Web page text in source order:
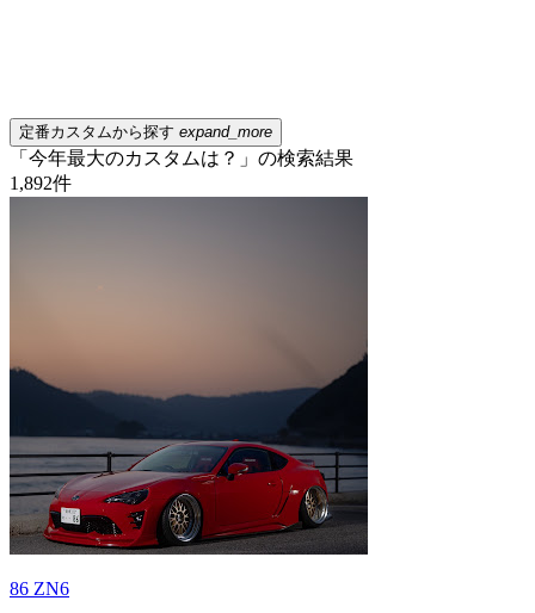
定番カスタムから探す expand_more
「今年最大のカスタムは？」の検索結果
1,892件
86 ZN6